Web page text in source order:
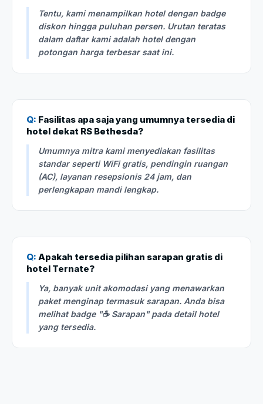
Tentu, kami menampilkan hotel dengan badge
diskon hingga puluhan persen. Urutan teratas
dalam daftar kami adalah hotel dengan
potongan harga terbesar saat ini.
Q: Fasilitas apa saja yang umumnya tersedia di
hotel dekat RS Bethesda?
Umumnya mitra kami menyediakan fasilitas
standar seperti WiFi gratis, pendingin ruangan
(AC), layanan resepsionis 24 jam, dan
perlengkapan mandi lengkap.
Q: Apakah tersedia pilihan sarapan gratis di
hotel Ternate?
Ya, banyak unit akomodasi yang menawarkan
paket menginap termasuk sarapan. Anda bisa
melihat badge "☕ Sarapan" pada detail hotel
yang tersedia.